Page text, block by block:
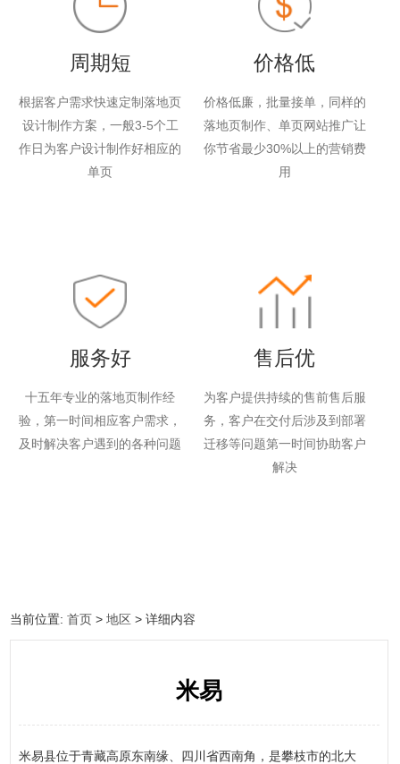
周期短
根据客户需求快速定制落地页
设计制作方案，一般3-5个工
作日为客户设计制作好相应的
单页
价格低
价格低廉，批量接单，同样的
落地页制作、单页网站推广让
你节省最少30%以上的营销费
用
服务好
十五年专业的落地页制作经
验，第一时间相应客户需求，
及时解决客户遇到的各种问题
售后优
为客户提供持续的售前售后服
务，客户在交付后涉及到部署
迁移等问题第一时间协助客户
解决
当前位置:首页 >地区 > 详细内容
米易
米易县位于青藏高原东南缘、四川省西南角，是攀枝市的北大